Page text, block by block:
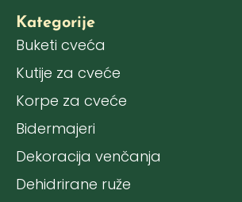
Kategorije
Buketi cveća
Kutije za cveće
Korpe za cveće
Bidermajeri
Dekoracija venčanja
Dehidrirane ruže